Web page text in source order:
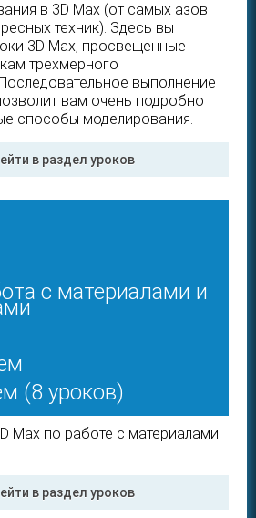
в 3D Max (от самых азов
техник). Здесь вы
3D Max, просвещенные
трехмерного
выполнение
вам очень подробно
способы моделирования.
в раздел уроков
с материалами и
(8 уроков)
Max по работе с материалами
в раздел уроков